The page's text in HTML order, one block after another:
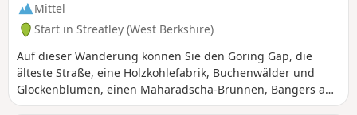
Mittel
Start in Streatley (West Berkshire)
Auf dieser Wanderung können Sie den Goring Gap, die
älteste Straße, eine Holzkohlefabrik, Buchenwälder und
Glockenblumen, einen Maharadscha-Brunnen, Bangers and
Mash, Rotmilane und ein Naturschutzgebiet besuchen.